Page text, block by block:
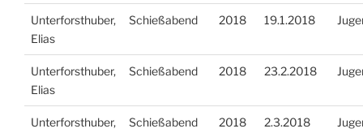
Unterforsthuber,
Elias
Schießabend 2018 19.1.2018
Unterforsthuber,
Elias
Schießabend 2018 23.2.2018
Unterforsthuber,
Schießabend 2018 2.3.2018